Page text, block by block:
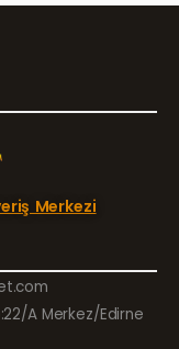
Merkezi
A Merkez/Edirne